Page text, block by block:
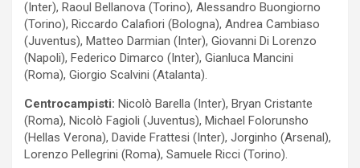
(Inter), Raoul Bellanova (Torino), Alessandro Buongiorno
(Torino), Riccardo Calafiori (Bologna), Andrea Cambiaso
(Juventus), Matteo Darmian (Inter), Giovanni Di Lorenzo
(Napoli), Federico Dimarco (Inter), Gianluca Mancini
(Roma), Giorgio Scalvini (Atalanta).
Centrocampisti: Nicolò Barella (Inter), Bryan Cristante
(Roma), Nicolò Fagioli (Juventus), Michael Folorunsho
(Hellas Verona), Davide Frattesi (Inter), Jorginho (Arsenal),
Lorenzo Pellegrini (Roma), Samuele Ricci (Torino).